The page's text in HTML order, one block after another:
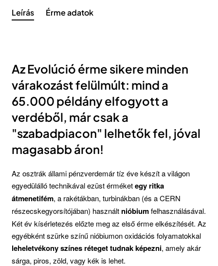
Leírás Érme adatok
Az Evolúció érme sikere minden
várakozást felülmúlt: mind a
65.000 példány elfogyott a
verdéből, már csak a
"szabadpiacon" lelhetők fel, jóval
magasabb áron!
Az osztrák állami pénzverdemár tíz éve készít a világon
egyedülálló technikával ezüst érméketegy ritka
átmenetifém, a rakétákban, turbinákban (és a CERN
részecskegyorsítójában) használt nióbiumfelhasználásával.
Két év kísérletezés előzte meg az első érme elkészítését. Az
egyébként szürke színű nióbiumon oxidációs folyamatokkal
leheletvékony színes réteget tudnak képezni, amely akár
sárga, piros, zöld, vagy kék is lehet.